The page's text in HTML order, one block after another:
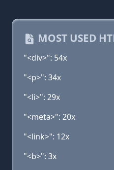
MOST USED
"<div>": 54x
"<p>": 34x
"<li>": 29x
"<meta>": 20x
"<link>": 12x
"<b>": 3x